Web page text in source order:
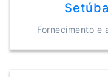
Fornecimento e